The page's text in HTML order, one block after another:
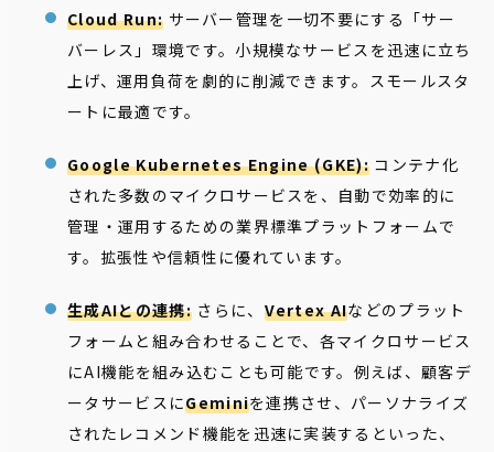
Cloud Run: サーバー管理を一切不要にする「サー
バーレス」環境です。小規模なサービスを迅速に立ち
上げ、運用負荷を劇的に削減できます。スモールスタ
ートに最適です。
Google Kubernetes Engine (GKE):コンテナ化
された多数のマイクロサービスを、自動で効率的に
管理・運用するための業界標準プラットフォームで
す。拡張性や信頼性に優れています。
生成AIとの連携:さらに、 Vertex AIなどのプラット
フォームと組み合わせることで、各マイクロサービス
にAI機能を組み込むことも可能です。例えば、顧客デ
ータサービスにGeminiを連携させ、パーソナライズ
されたレコメンド機能を迅速に実装するといった、